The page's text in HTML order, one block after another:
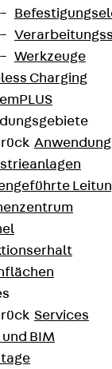
Werkzeuge
Charging
Services
und BIM